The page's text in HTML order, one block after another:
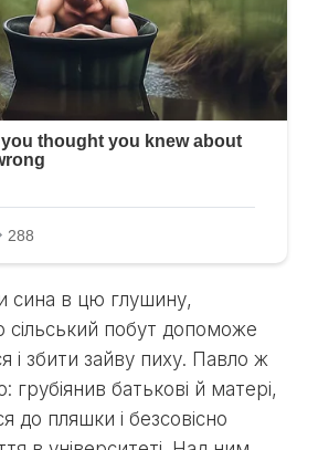
сина в цю глушину,
сільський побут допоможе
і збити зайву пиху. Павло ж
грубіянив батькові й матері,
до пляшки і безсовісно